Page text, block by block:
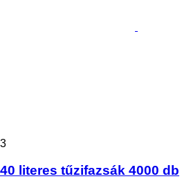
3
40 literes tűzifazsák 4000 db